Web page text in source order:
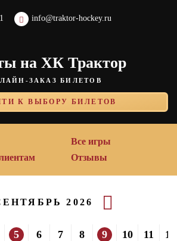
info@traktor-hockey.ru
на ХК Трактор
ЗАКАЗ БИЛЕТОВ
К ВЫБОРУ БИЛЕТОВ
Все игры
Отзывы
2026
5 6 7 8 9 10 11 12